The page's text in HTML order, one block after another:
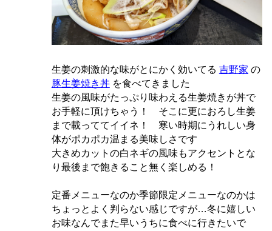
生姜の刺激的な味がとにかく効いてる 吉野家 の
豚生姜焼き丼を食べてきました
生姜の風味がたっぷり味わえる生姜焼きが丼で
お手軽に頂けちゃう！ そこに更におろし生姜
まで載っててイイネ！ 寒い時期にうれしい身
体がポカポカ温まる美味しさです
大きめカットの白ネギの風味もアクセントとな
り最後まで飽きること無く楽しめる！
定番メニューなのか季節限定メニューなのかは
ちょっとよく判らない感じですが…冬に嬉しい
お味なんでまた早いうちに食べに行きたいで